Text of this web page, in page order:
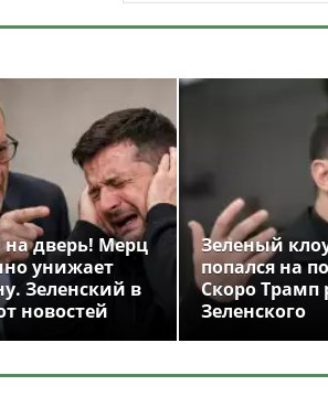
на дверь! Мерц
унижает
Зеленский в
новостей
Зеленый
попался на
Скоро Трамп
Зеленского